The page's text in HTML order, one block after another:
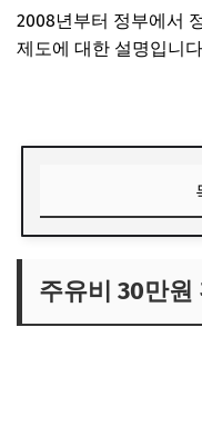
2008년부터 정부에서
제도에 대한 설명입니
수혜 대상과 조건
혜택 적용방법
주유비 30만원